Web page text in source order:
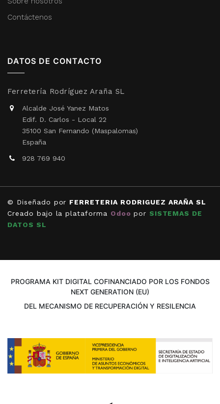
Contáctenos
DATOS DE CONTACTO
Ferretería Rodríguez Araña SL
Alcalde José Yanez Matos
Edif. D. Carlos - Local 22
35100 San Fernando (Maspalomas)
España
928 769 940
© Diseñado por FERRETERIA RODRIGUEZ ARAÑA SL
Creado bajo la plataforma Odoo por SISTEMAS DE
DATOS SL
PROGRAMA KIT DIGITAL COFINANCIADO POR LOS FONDOS
NEXT GENERATION (EU)
DEL MECANISMO DE RECUPERACIÓN Y RESILENCIA